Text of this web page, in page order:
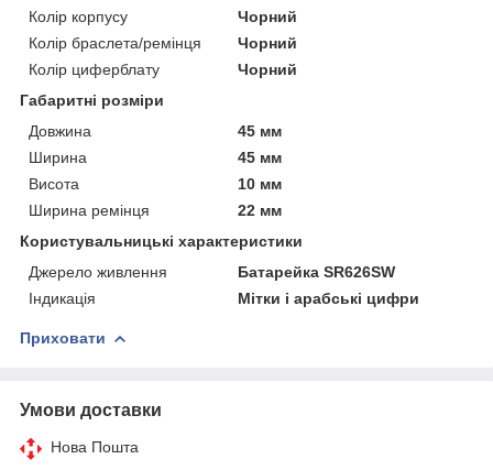
Колір корпусу
Чорний
Колір браслета/ремінця
Чорний
Колір циферблату
Чорний
Габаритні розміри
Довжина
45 мм
Ширина
45 мм
Висота
10 мм
Ширина ремінця
22 мм
Користувальницькі характеристики
Джерело живлення
Батарейка SR626SW
Індикація
Мітки і арабські цифри
Приховати
Умови доставки
Нова Пошта